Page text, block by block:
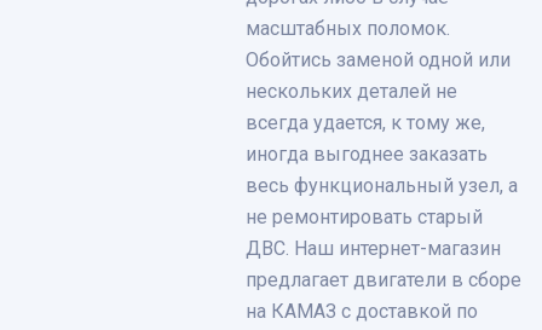
масштабных поломок.
Обойтись заменой одной или
нескольких деталей не
всегда удается, к тому же,
иногда выгоднее заказать
весь функциональный узел, а
не ремонтировать старый
ДВС. Наш интернет-магазин
предлагает двигатели в сборе
на КАМАЗ с доставкой по